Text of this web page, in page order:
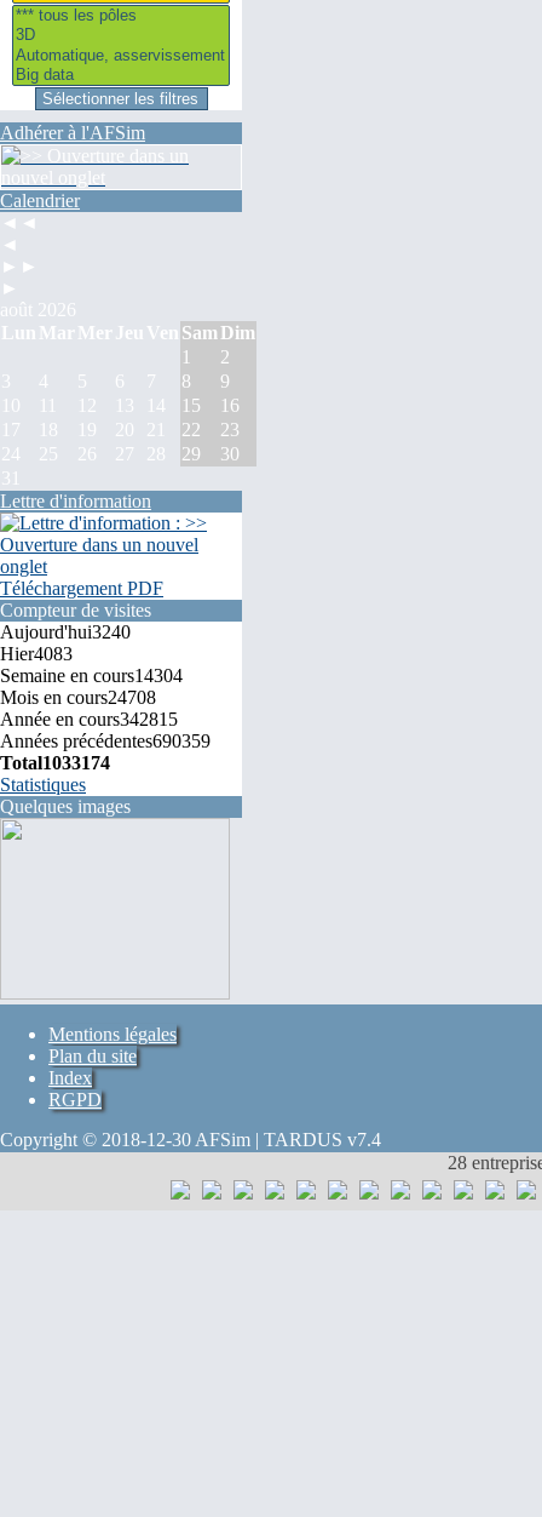
Adhérer à l'AFSim
Calendrier
◄◄
◄
►►
►
août 2026
Lun Mar Mer Jeu Ven Sam Dim
1
2
3
4 5 6 7 8
9
10
11 12 13 14 15
16
17
18 19 20 21 22
23
24
25 26 27 28 29
30
31
Lettre d'information
Téléchargement PDF
Compteur de visites
Aujourd'hui3240
Hier4083
Semaine en cours14304
Mois en cours24708
Année en cours342815
Années précédentes690359
Total1033174
Statistiques
Quelques images
Mentions légales
Plan du site
Index
RGPD
Copyright © 2018-12-30 AFSim | TARDUS v7.4
28